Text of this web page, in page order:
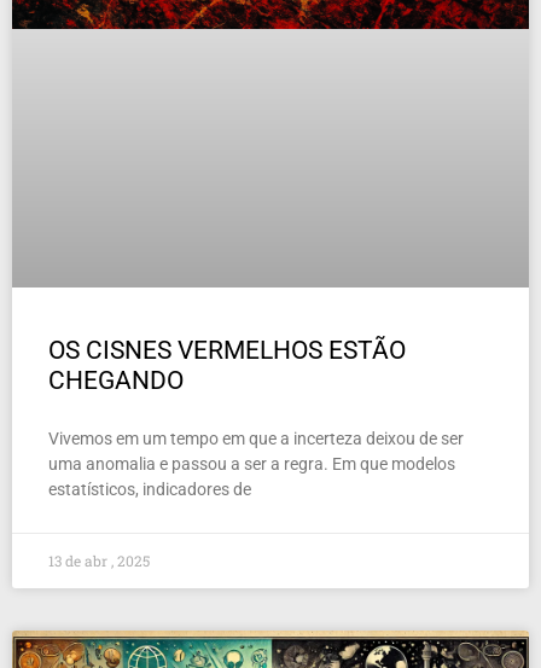
OS CISNES VERMELHOS ESTÃO
CHEGANDO
Vivemos em um tempo em que a incerteza deixou de ser
uma anomalia e passou a ser a regra. Em que modelos
estatísticos, indicadores de
13 de abr , 2025